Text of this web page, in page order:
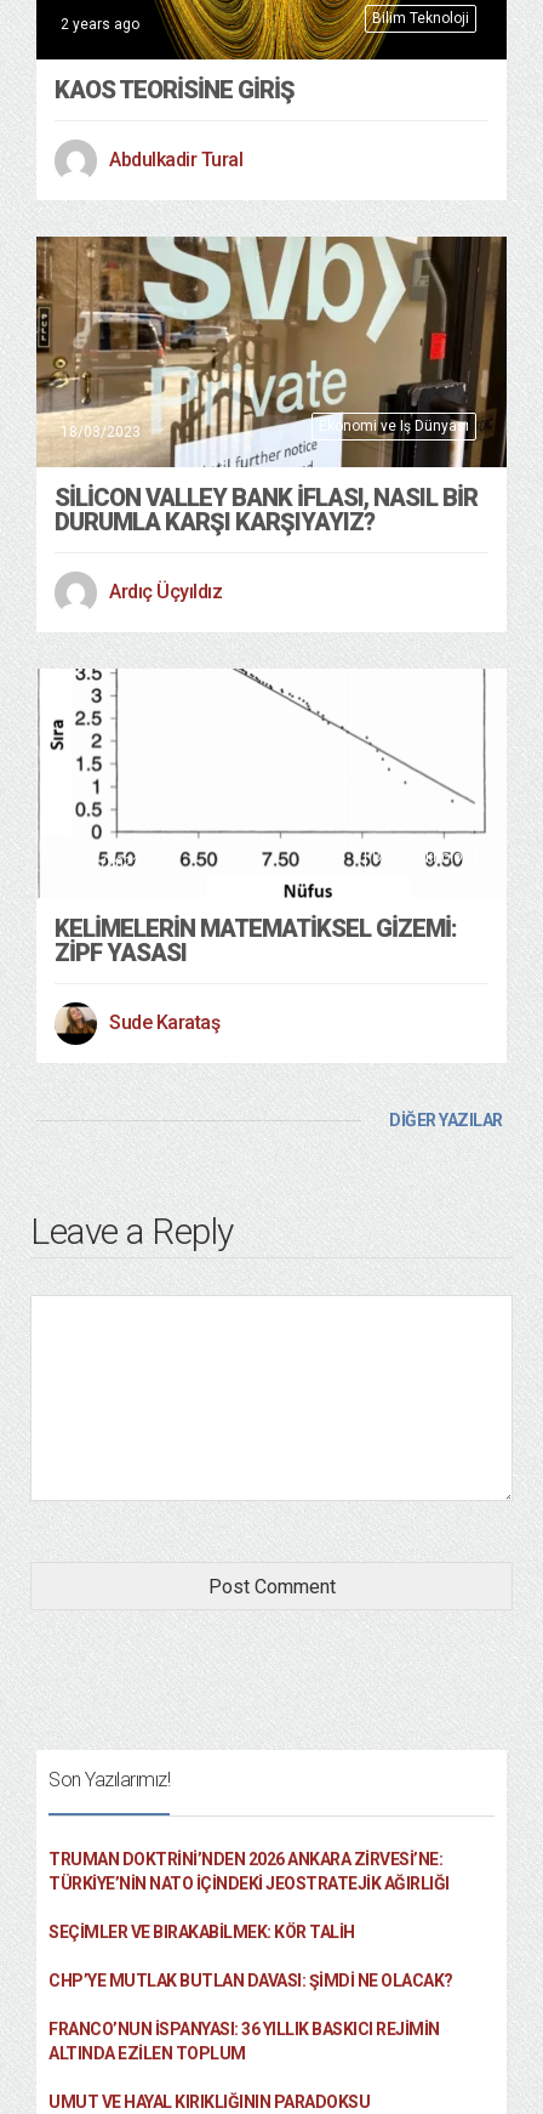
Bilim Teknoloji
2 years ago
KAOS TEORISINE GIRIŞ
Abdulkadir Tural
Ekonomi ve Iş Dünyası
18/03/2023
SILICON VALLEY BANK İFLASI, NASIL BIR
DURUMLA KARŞI KARŞIYAYIZ?
Ardıç Üçyıldız
Bilim Teknoloji
30/01/2023
KELIMELERIN MATEMATIKSEL GIZEMI:
ZIPF YASASI
Sude Karataş
DİĞER YAZILAR
Leave a Reply
Son Yazılarımız!
TRUMAN DOKTRINI’NDEN 2026 ANKARA ZIRVESI’NE:
TÜRKIYE’NIN NATO İÇINDEKI JEOSTRATEJIK AĞIRLIĞI
SEÇIMLER VE BIRAKABILMEK: KÖR TALIH
CHP’YE MUTLAK BUTLAN DAVASI: ŞİMDİ NE OLACAK?
FRANCO’NUN İSPANYASI: 36 YILLIK BASKICI REJIMIN
ALTINDA EZILEN TOPLUM
UMUT VE HAYAL KIRIKLIĞININ PARADOKSU